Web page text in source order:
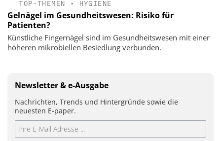
TOP-THEMEN • HYGIENE
Gelnägel im Gesundheitswesen: Risiko für
Patienten?
Künstliche Fingernägel sind im Gesundheitswesen mit einer
höheren mikrobiellen Besiedlung verbunden.
Newsletter & e-Ausgabe
Nachrichten, Trends und Hintergründe sowie die
neuesten E-paper.